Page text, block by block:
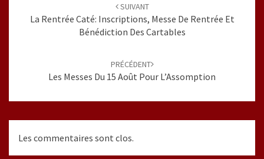
SUIVANT
La Rentrée Caté: Inscriptions, Messe De Rentrée Et
Bénédiction Des Cartables
PRÉCÉDENT
Les Messes Du 15 Août Pour L’Assomption
Les commentaires sont clos.